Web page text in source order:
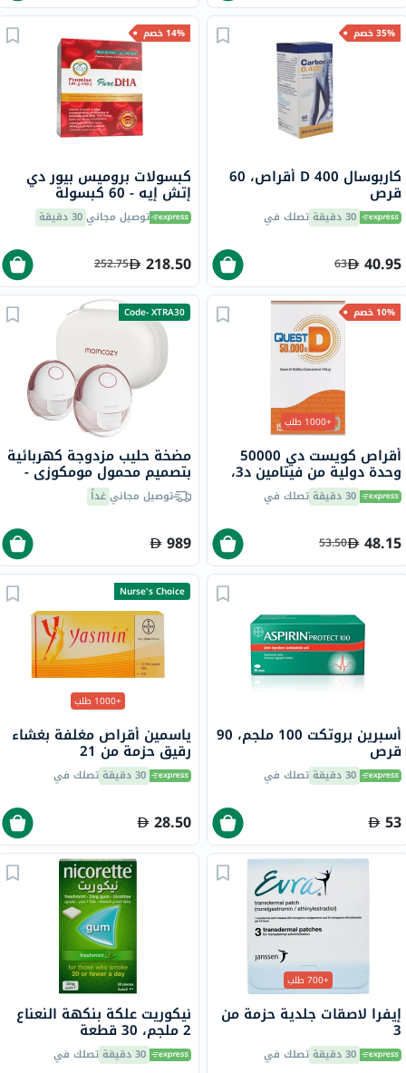
35% خصم
كاربوسال D 400 أقراص، 60
قرص
30 دقيقة تصلك في
40.95
63
14% خصم
كبسولات بروميس بيور دي
إتش إيه - 60 كبسولة
توصيل مجاني30 دقيقة
218.50
252.75
10% خصم
+1000 طلب
أقراص كويست دي 50000
وحدة دولية من فيتامين د3،
15 قرص 30 دقيقة تصلك في
48.15
53.50
Code- XTRA30
مضخة حليب مزدوجة كهربائية
بتصميم محمول مومكوزي -
M6توصيل مجانيغداً
989
أسبرين بروتكت 100 ملجم، 90
قرص
30 دقيقة تصلك في
53
Nurse's Choice
+1000 طلب
ياسمين أقراص مغلفة بغشاء
رقيق حزمة من 21
30 دقيقة تصلك في
28.50
+700 طلب
إيفرا لاصقات جلدية حزمة من
3
30 دقيقة تصلك في
نيكوريت علكة بنكهة النعناع
2 ملجم، 30 قطعة
30 دقيقة تصلك في